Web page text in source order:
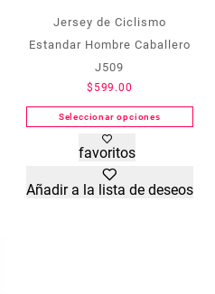
Jersey de Ciclismo
Estandar Hombre Caballero
J509
$ 599.00
Seleccionar opciones
Este
producto
tiene
múltiples
favoritos
Añadir a la lista de deseos